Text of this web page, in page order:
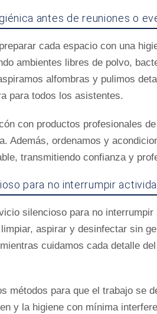
antes de reuniones o
cada espacio con una
ambientes libres de polvo,
alfombras y pulimos
para todos los asistentes.
con productos profesionales
Además, ordenamos y
transmitiendo confianza y
para no interrumpir
silencioso para no
aspirar y desinfectar sin
cuidamos cada detalle
métodos para que el trabajo se
y la higiene con mínima